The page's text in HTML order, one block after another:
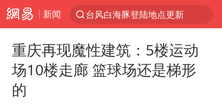
新闻
台风白海豚登陆地点更新
台风白海豚进入48小时警戒线
重庆再现魔性建筑：5楼运动
场10楼走廊 篮球场还是梯形
的